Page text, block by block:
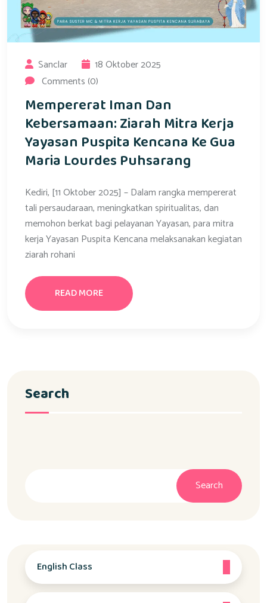
Sanclar
18 Oktober 2025
Comments (0)
Mempererat Iman Dan
Kebersamaan: Ziarah Mitra Kerja
Yayasan Puspita Kencana Ke Gua
Maria Lourdes Puhsarang
Kediri, [11 Oktober 2025] – Dalam rangka mempererat
tali persaudaraan, meningkatkan spiritualitas, dan
memohon berkat bagi pelayanan Yayasan, para mitra
kerja Yayasan Puspita Kencana melaksanakan kegiatan
ziarah rohani
READ MORE
Search
Search
English Class